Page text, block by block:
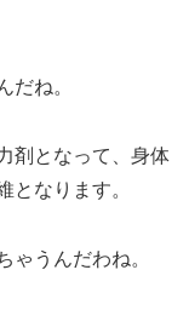
だね。
剤となって、身体
となります。
ゃうんだわね。